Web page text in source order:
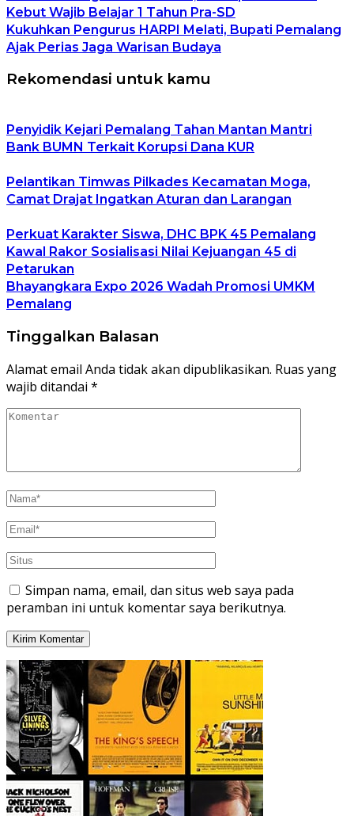
Kebut Wajib Belajar 1 Tahun Pra-SD
Kukuhkan Pengurus HARPI Melati, Bupati Pemalang
Ajak Perias Jaga Warisan Budaya
Rekomendasi untuk kamu
Penyidik Kejari Pemalang Tahan Mantan Mantri
Bank BUMN Terkait Korupsi Dana KUR
Pelantikan Timwas Pilkades Kecamatan Moga,
Camat Drajat Ingatkan Aturan dan Larangan
Perkuat Karakter Siswa, DHC BPK 45 Pemalang
Kawal Rakor Sosialisasi Nilai Kejuangan 45 di
Petarukan
Bhayangkara Expo 2026 Wadah Promosi UMKM
Pemalang
Tinggalkan Balasan
Alamat email Anda tidak akan dipublikasikan. Ruas yang
wajib ditandai *
Simpan nama, email, dan situs web saya pada
peramban ini untuk komentar saya berikutnya.